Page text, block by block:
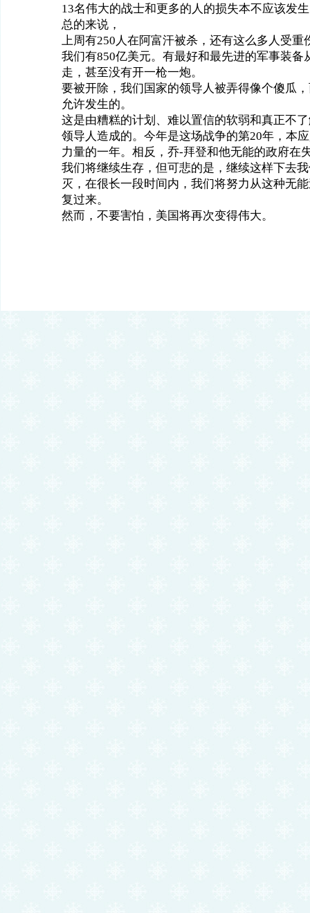
13名伟大的战士和更多的人的损失本不应该发
总的来说，
上周有250人在阿富汗被杀，还有这么多人受重
我们有850亿美元。有最好和最先进的军事装备
走，甚至没有开一枪一炮。
要被开除，我们国家的领导人被弄得像个傻瓜
允许发生的。
这是由糟糕的计划、难以置信的软弱和真正不
领导人造成的。今年是这场战争的第20年，本
力量的一年。相反，乔-拜登和他无能的政府在
我们将继续生存，但可悲的是，继续这样下去
灭，在很长一段时间内，我们将努力从这种无
复过来。
然而，不要害怕，美国将再次变得伟大。